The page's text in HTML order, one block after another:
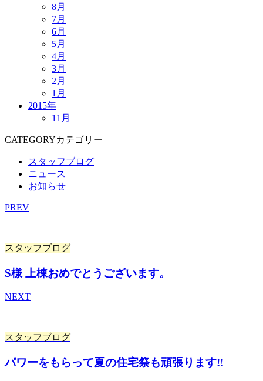
8月
7月
6月
5月
4月
3月
2月
1月
2015年
11月
CATEGORYカテゴリー
スタッフブログ
ニュース
お知らせ
PREV
スタッフブログ
S様 上棟おめでとうございます。
NEXT
スタッフブログ
パワーをもらって夏の住宅祭も頑張ります!!